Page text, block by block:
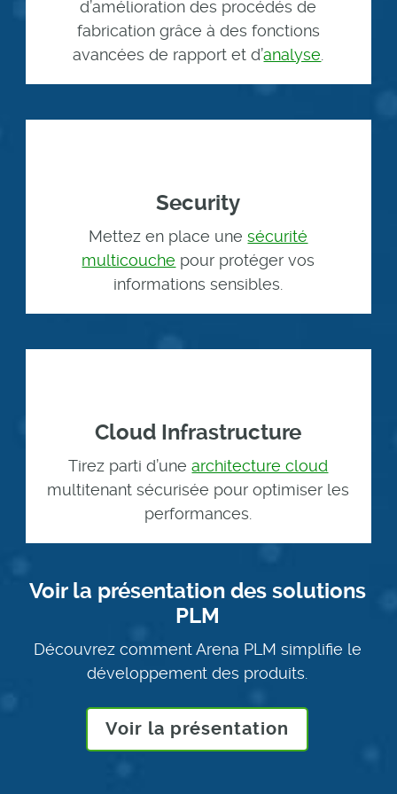
d’amélioration des procédés de
fabrication grâce à des fonctions
avancées de rapport et d’analyse
Security
Mettez en place unesécurité
multicouche pour protéger vos
informations sensibles.
Cloud Infrastructure
Tirez parti d’unearchitecture cloud
multitenant sécurisée pour optimiser les
performances.
Voir la présentation des solutions
PLM
Découvrez comment Arena PLM simplifie le
développement des produits.
Voir la présentation